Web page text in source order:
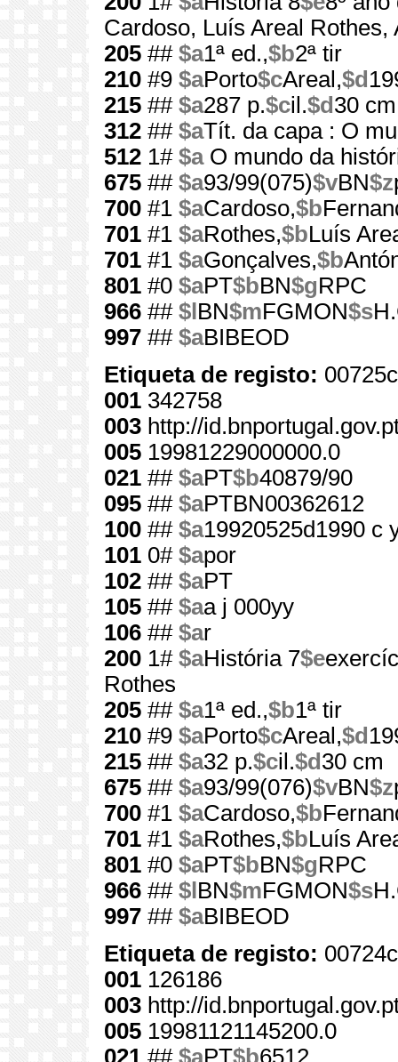
Cardoso, Luís Areal
205 ## $a1ª ed.,$b2ª tir
210 #9 $aPorto$cAreal,$d
215 ## $a287 p.$cil.$d 30 cm
312 ## $aTít. da capa : O
512 1# $aO mundo da
675 ## $a93/99(075)$vBN$z
700 #1 $aCardoso,$b
701 #1 $aRothes,$bLuís
701 #1 $aGonçalves,$b
801 #0 $aPT$bBN$gRPC
966 ## $l BN$mFGMON$s
997 ## $aBIBEOD
Etiqueta de registo:
001 342758
003 http://
005 19981229000000.0
021 ## $aPT$b40879/90
095 ## $aPTBN00362612
100 ## $a19920525d1990 c
101 0# $apor
102 ## $aPT
105 ## $aa j 000yy
106 ## $ar
200 1# $aHistória 7$e
Rothes
205 ## $a1ª ed.,$b1ª tir
210 #9 $aPorto$cAreal,$d
215 ## $a32 p.$cil.$d 30 cm
675 ## $a93/99(076)$vBN$z
700 #1 $aCardoso,$b
701 #1 $aRothes,$bLuís
801 #0 $aPT$bBN$gRPC
966 ## $l BN$mFGMON$s
997 ## $aBIBEOD
Etiqueta de registo:
001 126186
003 http://
005 19981121145200.0
021 ## $aPT$b6512